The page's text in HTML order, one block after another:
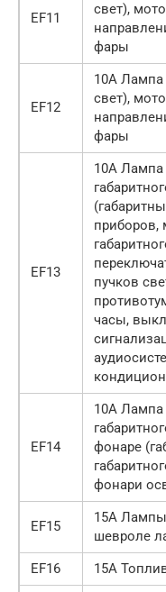
EF11
свет),
фары
EF12
10А
свет),
фары
EF13
10А Лампа
приборов,
пучков
часы,
EF14
10А Лампа
фонаре
фонари
EF15
15А
шевроле
EF16
15А